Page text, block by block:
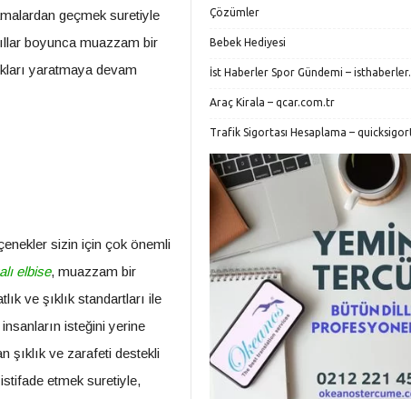
geçmek suretiyle
boyunca muazzam bir
yaratmaya devam
sizin için çok önemli
elbise, muazzam bir
ve şıklık standartları ile
isteğini yerine
şıklık ve zarafeti destekli
etmek suretiyle,
Çözümler
Bebek Hediyesi
İst Haberler Spor Gündemi –
Araç Kirala – qcar.com.tr
Trafik Sigortası Hesaplama –